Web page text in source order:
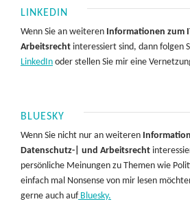
LINKEDIN
Wenn Sie an weiteren Informationen zum
Arbeitsrecht interessiert sind, dann folgen
LinkedIn oder stellen Sie mir eine
BLUESKY
Wenn Sie nicht nur an weiteren
Datenschutz-| und Arbeitsrecht
persönliche Meinungen zu Themen wie
einfach mal Nonsense von mir lesen
gerne auch aufBluesky.